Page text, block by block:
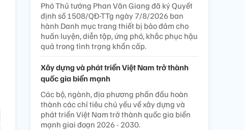
Phó Thủ tướng Phan Văn Giang đã ký Quyết
định số 1508/QĐ-TTg ngày 7/8/2026 ban
hành Danh mục trang thiết bị bảo đảm cho
huấn luyện, diễn tập, ứng phó, khắc phục hậu
quả trong tình trạng khẩn cấp.
Xây dựng và phát triển Việt Nam trở thành
quốc gia biển mạnh
Các bộ, ngành, địa phương phấn đấu hoàn
thành các chỉ tiêu chủ yếu về xây dựng và
phát triển Việt Nam trở thành quốc gia biển
mạnh giai đoạn 2026 - 2030.